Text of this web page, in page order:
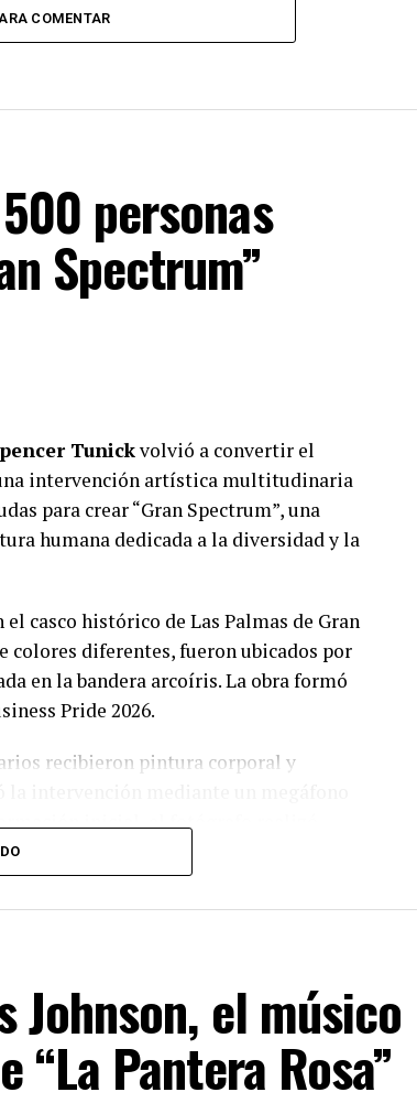
COMENTAR
personas
Spectrum”
Tunickvolvió a convertir el
intervención artística multitudinaria
para crear “Gran Spectrum”, una
humana dedicada a la diversidad y la
casco histórico de Las Palmas de Gran
colores diferentes, fueron ubicados por
en la bandera arcoíris. La obra formó
Pride 2026.
recibieron pintura corporal y
inicial, el fotógrafo realizó
para obtener nuevas composiciones
sostuvo, “necesita todo el apoyo en
desnudo como expresión colectiva
el entusiasmo de los participantes
el músico
Pantera Rosa”